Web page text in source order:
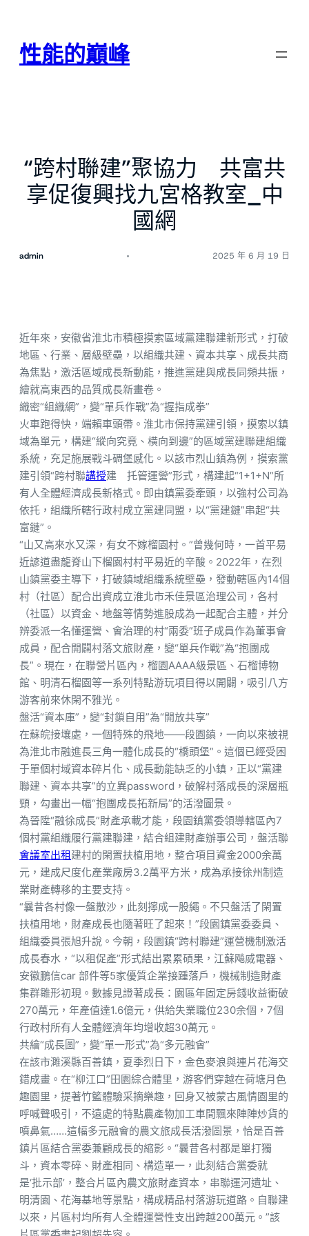
性能的巔峰
“跨村聯建”聚協力 共富共
享促復興找九宮格教室_中
國網
admin 2025 年 6 月 19 日
近年來，安徽省淮北市積極摸索區域黨建聯建新形式，打破
地區、行業、層級壁壘，以組織共建、資本共享、成長共商
為焦點，激活區域成長新動能，推進黨建與成長同頻共振，
繪就高東西的品質成長新畫卷。
織密“組織網”，變“單兵作戰”為“握指成拳”
火車跑得快，端賴車頭帶。淮北市保持黨建引領，摸索以鎮
域為單元，構建“縱向究竟、橫向到邊”的區域黨建聯建組織
系統，充足施展戰斗碉堡感化。以該市烈山鎮為例，摸索黨
建引領“跨村聯講授建 托管運營”形式，構建起“1+1+N”所
有人全體經濟成長新格式。即由鎮黨委牽頭，以強村公司為
依托，組織所轄行政村成立黨建同盟，以“黨建鏈”串起“共
富鏈”。
“山又高來水又深，有女不嫁榴園村。”曾幾何時，一首平易
近諺道盡龍脊山下榴園村村平易近的辛酸。2022年，在烈
山鎮黨委主導下，打破鎮域組織系統壁壘，發動轄區內14個
村（社區）配合出資成立淮北市禾佳景區治理公司，各村
（社區）以資金、地盤等情勢進股成為一起配合主體，并分
辨委派一名懂運營、會治理的村“兩委”班子成員作為董事會
成員，配合開闢村落文旅財產，變“單兵作戰”為“抱團成
長”。現在，在聯營片區內，榴園AAAA級景區、石榴博物
館、明清石榴園等一系列特點游玩項目得以開闢，吸引八方
游客前來休閑不雅光。
盤活“資本庫”，變“封鎖自用”為“開放共享”
在蘇皖接壤處，一個特殊的飛地——段園鎮，一向以來被視
為淮北市融進長三角一體化成長的“橋頭堡”。這個已經受困
于單個村域資本碎片化、成長動能缺乏的小鎮，正以“黨建
聯建、資本共享”的立異password，破解村落成長的深層瓶
頸，勾畫出一幅“抱團成長拓新局”的活潑圖景。
為晉陞“融徐成長”財產承載才能，段園鎮黨委領導轄區內7
個村黨組織履行黨建聯建，結合組建財產辦事公司，盤活聯
會議室出租建村的閑置扶植用地，整合項目資金2000余萬
元，建成尺度化產業廠房3.2萬平方米，成為承接徐州制造
業財產轉移的主要支持。
“曩昔各村像一盤散沙，此刻擰成一股繩。不只盤活了閑置
扶植用地，財產成長也隨著旺了起來！”段園鎮黨委委員、
組織委員張旭升說。今朝，段園鎮“跨村聯建”運營機制激活
成長春水，“以租促產”形式結出累累碩果，江蘇飚威電器、
安徽鵬信car 部件等5家優質企業接踵落戶，機械制造財產
集群雛形初現。數據見證著成長：園區年固定房錢收益衝破
270萬元，年產值達1.6億元，供給失業職位230余個，7個
行政村所有人全體經濟年均增收超30萬元。
共繪“成長圖”，變“單一形式”為“多元融會”
在該市濉溪縣百善鎮，夏季烈日下，金色麥浪與連片花海交
錯成畫。在“柳江口”田園綜合體里，游客們穿越在荷塘月色
趣園里，提著竹籃體驗采摘樂趣，回身又被蒙古風情園里的
呼喊聲吸引，不遠處的特點農產物加工車間飄來陣陣炒貨的
噴鼻氣……這幅多元融會的農文旅成長活潑圖景，恰是百善
鎮片區結合黨委兼顧成長的縮影。“曩昔各村都是單打獨
斗，資本零碎、財產相同、構造單一，此刻結合黨委就
是‘批示部’，整合片區內農文旅財產資本，串聯運河遺址、
明清園、花海基地等景點，構成精品村落游玩道路。自聯建
以來，片區村均所有人全體運營性支出跨越200萬元。”該